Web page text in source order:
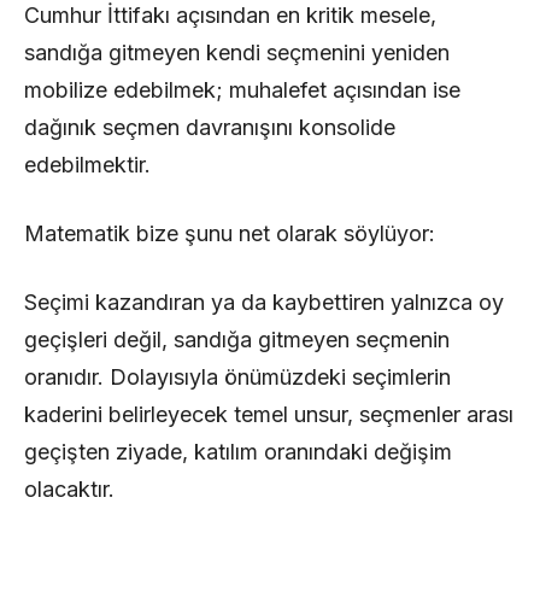
Cumhur İttifakı açısından en kritik mesele,
sandığa gitmeyen kendi seçmenini yeniden
mobilize edebilmek; muhalefet açısından ise
dağınık seçmen davranışını konsolide
edebilmektir.
Matematik bize şunu net olarak söylüyor:
Seçimi kazandıran ya da kaybettiren yalnızca oy
geçişleri değil, sandığa gitmeyen seçmenin
oranıdır. Dolayısıyla önümüzdeki seçimlerin
kaderini belirleyecek temel unsur, seçmenler arası
geçişten ziyade, katılım oranındaki değişim
olacaktır.